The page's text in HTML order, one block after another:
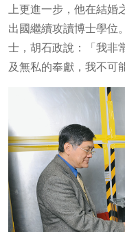
上更進一步，他在結婚
出國繼續攻讀博士學位
士，胡石政說：「我非
及無私的奉獻，我不可